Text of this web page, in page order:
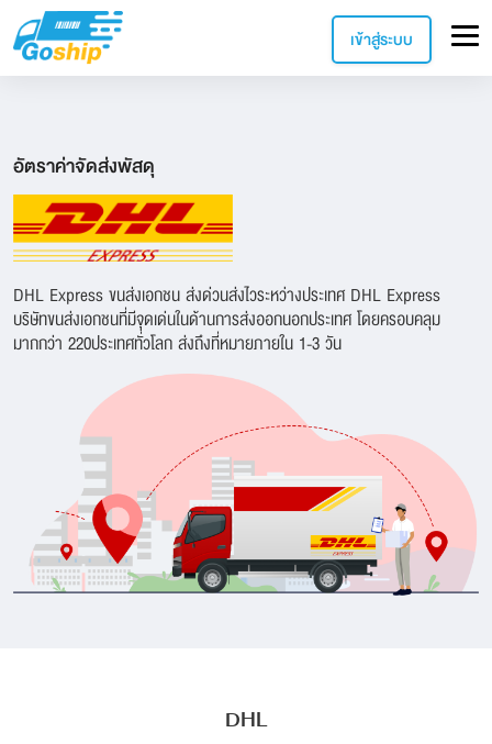
เข้าสู่ระบบ
อัตราค่าจัดส่งพัสดุ
DHL Express ขนส่งเอกชน ส่งด่วนส่งไวระหว่างประเทศ DHL Express
บริษัทขนส่งเอกชนที่มีจุดเด่นในด้านการส่งออกนอกประเทศ โดยครอบคลุม
มากกว่า 220ประเทศทั่วโลก ส่งถึงที่หมายภายใน 1-3 วัน
DHL